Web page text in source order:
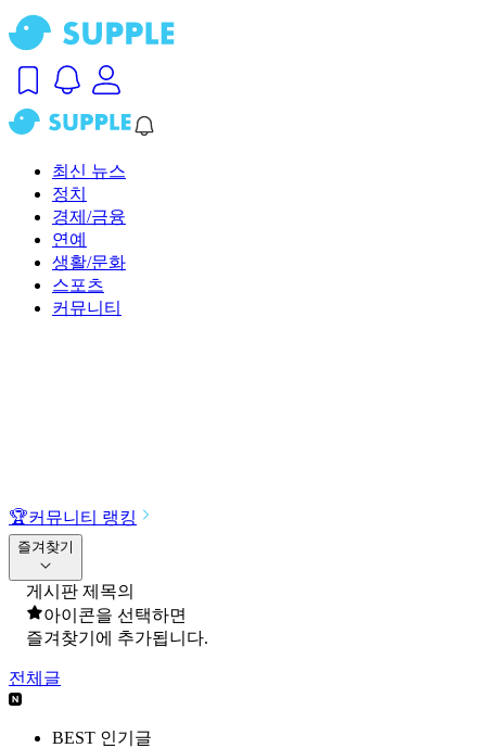
최신 뉴스
정치
경제/금융
연예
생활/문화
스포츠
커뮤니티
🏆커뮤니티 랭킹
즐겨찾기
게시판 제목의
아이콘을 선택하면
즐겨찾기에 추가됩니다.
전체글
BEST 인기글